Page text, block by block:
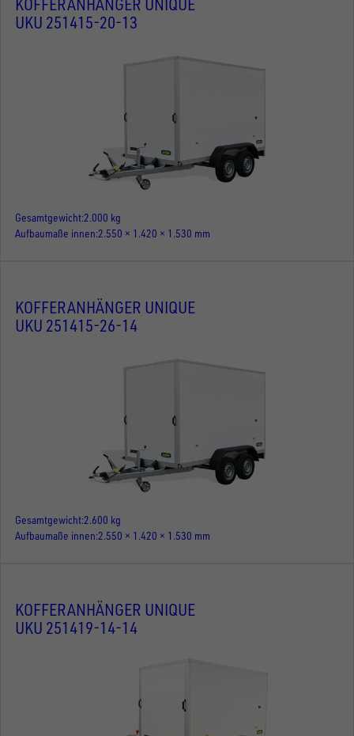
KOFFERANHÄNGER UNIQUE
UKU 251415-20-13
Gesamtgewicht 2.000 kg
Aufbaumaße innen 2.550 × 1.420 × 1.530 mm
KOFFERANHÄNGER UNIQUE
UKU 251415-26-14
Gesamtgewicht 2.600 kg
Aufbaumaße innen 2.550 × 1.420 × 1.530 mm
KOFFERANHÄNGER UNIQUE
UKU 251419-14-14